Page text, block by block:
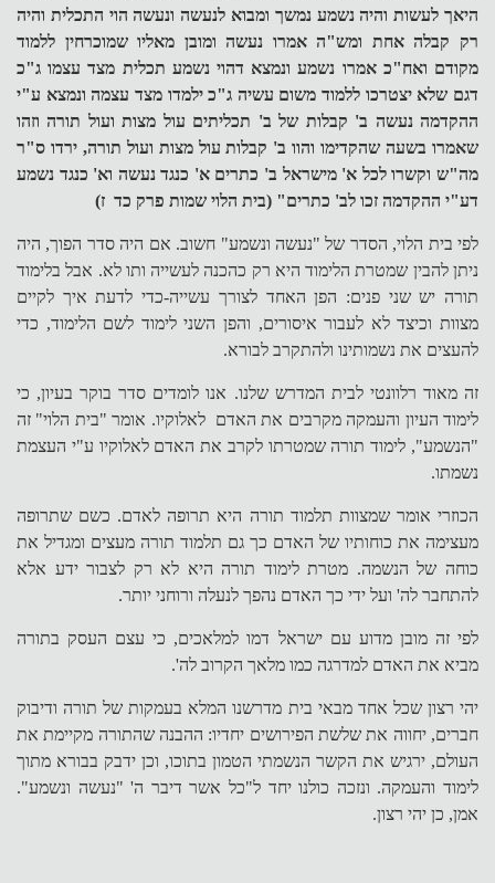
היאך לעשות והיה נשמע נמשך ומבוא לנעשה ונעשה הוי התכלית והיה
רק קבלה אחת ומש"ה אמרו נעשה ומובן מאליו שמוכרחין ללמוד
מקודם ואח"כ אמרו נשמע ונמצא דהוי נשמע תכלית מצד עצמו ג"כ
דגם שלא יצטרכו ללמוד משום עשיה ג"כ ילמדו מצד עצמה ונמצא ע"י
ההקדמה נעשה ב' קבלות של ב' תכליתים עול מצות ועול תורה וזהו
שאמרו בשעה שהקדימו והוו ב' קבלות עול מצות ועול תורה, ירדו ס"ר
מה"ש וקשרו לכל א' מישראל ב' כתרים א' כנגד נעשה וא' כנגד נשמע
דע"י ההקדמה זכו לב' כתרים" (בית הלוי שמות פרק כד ז)
לפי בית הלוי, הסדר של "נעשה ונשמע" חשוב. אם היה סדר הפוך, היה
ניתן להבין שמטרת הלימוד היא רק כהכנה לעשייה ותו לא. אבל בלימוד
תורה יש שני פנים: הפן האחד לצורך עשייה-כדי לדעת איך לקיים
מצוות וכיצד לא לעבור איסורים, והפן השני לימוד לשם הלימוד, כדי
להעצים את נשמותינו ולהתקרב לבורא.
זה מאוד רלוונטי לבית המדרש שלנו. אנו לומדים סדר בוקר בעיון, כי
לימוד העיון והעמקה מקרבים את האדם לאלוקיו. אומר "בית הלוי" זה
"הנשמע", לימוד תורה שמטרתו לקרב את האדם לאלוקיו ע"י העצמת
נשמתו.
הכוזרי אומר שמצוות תלמוד תורה היא תרופה לאדם. כשם שתרופה
מעצימה את כוחותיו של האדם כך גם תלמוד תורה מעצים ומגדיל את
כוחה של הנשמה. מטרת לימוד תורה היא לא רק לצבור ידע אלא
להתחבר לה' ועל ידי כך האדם נהפך לנעלה ורוחני יותר.
לפי זה מובן מדוע עם ישראל דמו למלאכים, כי עצם העסק בתורה
מביא את האדם למדרגה כמו מלאך הקרוב לה'.
יהי רצון שכל אחד מבאי בית מדרשנו המלא בעמקות של תורה ודיבוק
חברים, יחווה את שלשת הפירושים יחדיו: ההבנה שהתורה מקיימת את
העולם, ירגיש את הקשר הנשמתי הטמון בתוכו, וכן ידבק בבורא מתוך
לימוד והעמקה. ונזכה כולנו יחד ל"כל אשר דיבר ה' "נעשה ונשמע".
אמן, כן יהי רצון.